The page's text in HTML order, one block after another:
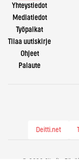
Yhteystiedot
Mediatiedot
Työpaikat
Tilaa uutiskirje
Ohjeet
Palaute
Deitti.net